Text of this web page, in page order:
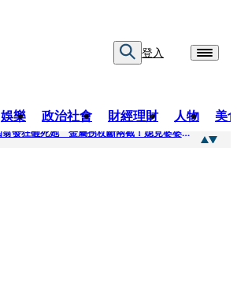
登入
娛樂 政治社會 財經理財 人物 美
不堪病妻碎念桃園翁發狂砸死她 金屬拐杖斷兩截！媳見婆婆屍右臉全爛